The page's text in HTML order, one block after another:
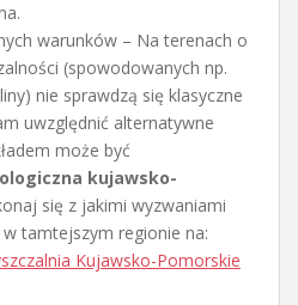
warunków – Na terenach o
(spowodowanych np.
nie sprawdzą się klasyczne
uwzględnić alternatywne
może być
kujawsko-
się z jakimi wyzwaniami
tamtejszym regionie na:
Kujawsko-Pomorskie